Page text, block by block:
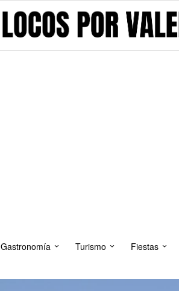
Gastronomía Turismo Fiestas